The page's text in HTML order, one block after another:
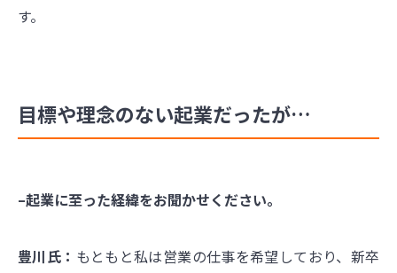
す。
目標や理念のない起業だったが…
–起業に至った経緯をお聞かせください。
豊川氏： もともと私は営業の仕事を希望しており、新卒